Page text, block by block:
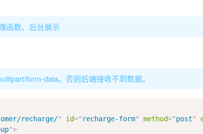
函数、后台展示
form-data。否则后端接收不到数据。
recharge/" id=" recharge-form" method="post"
">